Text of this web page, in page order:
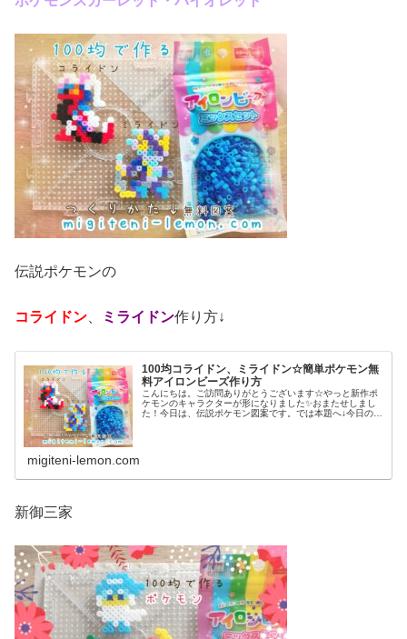
伝説ポケモンの
コライドン ミライドン作り方↓
100均コライドン、ミライドン☆簡単ポケモン無
料アイロンビーズ作り方
こんにちは。ご訪問ありがとうございます☆やっと新作ポ
ケモンのキャラクターが形になりました✨おまたせしまし
た！今日は、伝説ポケモン図案です。では本題へ↓今日の作
migiteni-lemon.com
新御三家